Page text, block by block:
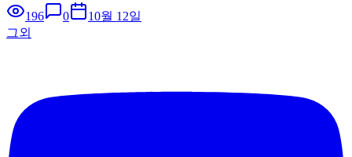
196
0
10월 12일
그외